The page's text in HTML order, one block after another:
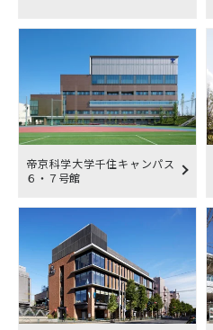
帝京科学大学千住キャンパス
６・７号館